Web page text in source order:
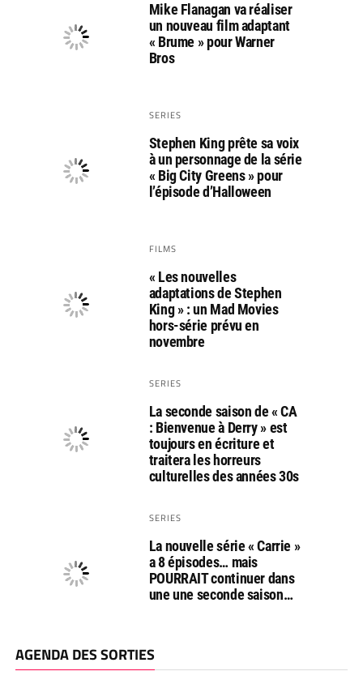
Mike Flanagan va réaliser
un nouveau film adaptant
« Brume » pour Warner
Bros
SERIES
Stephen King prête sa voix
à un personnage de la série
« Big City Greens » pour
l’épisode d’Halloween
FILMS
« Les nouvelles
adaptations de Stephen
King » : un Mad Movies
hors-série prévu en
novembre
SERIES
La seconde saison de « CA
: Bienvenue à Derry » est
toujours en écriture et
traitera les horreurs
culturelles des années 30s
SERIES
La nouvelle série « Carrie »
a 8 épisodes… mais
POURRAIT continuer dans
une une seconde saison…
AGENDA DES SORTIES